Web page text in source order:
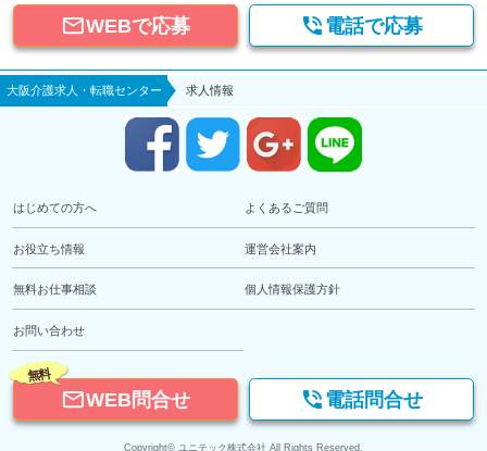
WEBで応募  電話で応募
大阪介護求人・転職センター 求人情報
はじめての方へ よくあるご質問
お役立ち情報 運営会社案内
無料お仕事相談 個人情報保護方針
お問い合わせ
無料
WEB問合せ  電話問合せ
Copyright© ユニテック株式会社 All Rights Reserved.